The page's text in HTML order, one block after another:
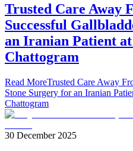
Trusted Care Away
Successful
an Iranian Patient
Chattogram
Read MoreTrusted Care Away
Stone Surgery for an Iranian
Chattogram
30 December 2025